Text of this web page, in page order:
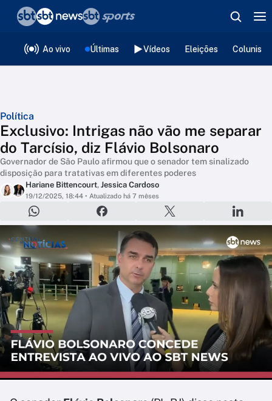
Ao vivo Últimas Vídeos Eleições
Política
Exclusivo: Intrigas não vão me separar
do Tarcísio, diz Flávio Bolsonaro
Governador de São Paulo afirmou que o senador tem sinalizado
disposição para tratativas em diferentes poderes
Hariane Bittencourt, Jessica Cardoso
19/12/2025, 18:44 • Atualizado há 7 mêses
❮voltar
Editorias